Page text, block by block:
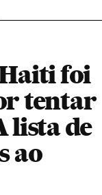
foi
tentar
lista de
ao